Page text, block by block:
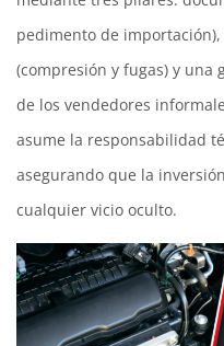
pedimento de
(compresión y fugas) y una
de los vendedores
asume la responsabilidad
asegurando que la
cualquier vicio oculto.